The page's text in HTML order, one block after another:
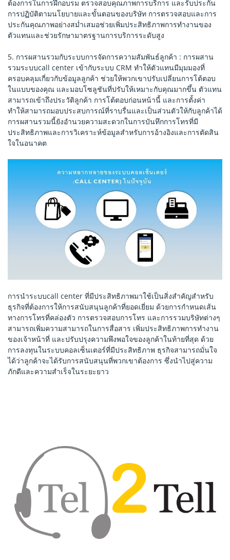
ต้องการในการฝึกอบรม ตรวจสอบคุณภาพการบริการ และรับประกัน
การปฏิบัติตามนโยบายและขั้นตอนของบริษัท การตรวจสอบและการ
ประกันคุณภาพอย่างสม่ำเสมอช่วยเพิ่มประสิทธิภาพการทำงานของ
ตัวแทนและช่วยรักษามาตรฐานการบริการระดับสูง
5. การผสานรวมกับระบบการจัดการความสัมพันธ์ลูกค้า : การผสาน
รวมระบบcall center เข้ากับระบบ CRM ทำให้ตัวแทนมีมุมมองที่
ครอบคลุมเกี่ยวกับข้อมูลลูกค้า ช่วยให้พวกเขาปรับเปลี่ยนการโต้ตอบ
ในแบบของคุณ และมอบโซลูชันที่ปรับให้เหมาะกับคุณมากขึ้น ตัวแทน
สามารถเข้าถึงประวัติลูกค้า การโต้ตอบก่อนหน้านี้ และการตั้งค่า
ทำให้สามารถมอบประสบการณ์ที่ราบรื่นและเป็นส่วนตัวให้กับลูกค้าได้
การผสานรวมนี้ยังอำนวยความสะดวกในการบันทึกการโทรที่มี
ประสิทธิภาพและการวิเคราะห์ข้อมูลสำหรับการอ้างอิงและการตัดสิน
ใจในอนาคต
การนำระบบcall center ที่มีประสิทธิภาพมาใช้เป็นสิ่งสำคัญสำหรับ
ธุรกิจที่ต้องการให้การสนับสนุนลูกค้าที่ยอดเยี่ยม ด้วยการกำหนดเส้น
ทางการโทรที่คล่องตัว การตรวจสอบการโทร และการรวมบริษัทต่างๆ
สามารถเพิ่มความสามารถในการสื่อสาร เพิ่มประสิทธิภาพการทำงาน
ของเจ้าหน้าที่ และปรับปรุงความพึงพอใจของลูกค้าในท้ายที่สุด ด้วย
การลงทุนในระบบคอลเซ็นเตอร์ที่มีประสิทธิภาพ ธุรกิจสามารถมั่นใจ
ได้ว่าลูกค้าจะได้รับการสนับสนุนที่พวกเขาต้องการ ซึ่งนำไปสู่ความ
ภักดีและความสำเร็จในระยะยาว